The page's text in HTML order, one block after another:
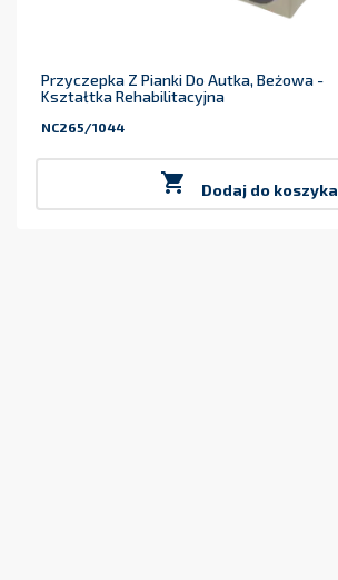
Przyczepka Z Pianki Do Autka, Beżowa -
Kształtka Rehabilitacyjna
NC265/1044
 Dodaj do koszyka